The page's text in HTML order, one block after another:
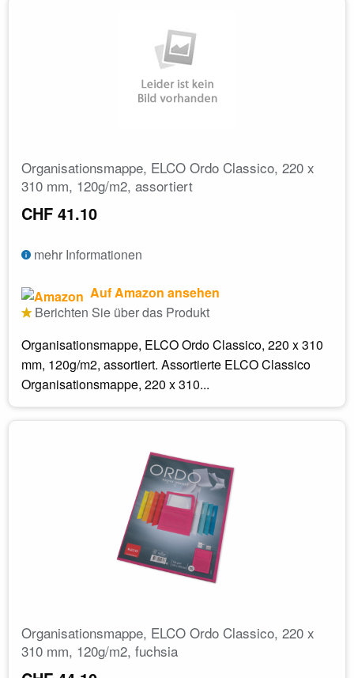
Organisationsmappe, ELCO Ordo Classico, 220 x
310 mm, 120g/m2, assortiert
CHF 41.10
mehr Informationen
Auf Amazon ansehen
Berichten Sie über das Produkt
Organisationsmappe, ELCO Ordo Classico, 220 x 310
mm, 120g/m2, assortiert. Assortierte ELCO Classico
Organisationsmappe, 220 x 310...
Organisationsmappe, ELCO Ordo Classico, 220 x
310 mm, 120g/m2, fuchsia